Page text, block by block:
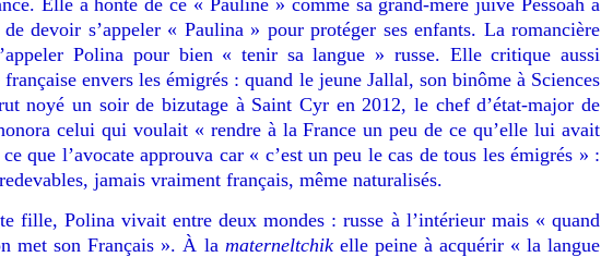
Elle a honte de ce « Pauline » comme sa grand-mère juive Pessoah a
devoir s’appeler « Paulina » pour protéger ses enfants. La romancière
Polina pour bien « tenir sa langue » russe. Elle critique aussi
française envers les émigrés : quand le jeune Jallal, son binôme à Sciences
noyé un soir de bizutage à Saint Cyr en 2012, le chef d’état-major de
celui qui voulait « rendre à la France un peu de ce qu’elle lui avait
que l’avocate approuva car « c’est un peu le cas de tous les émigrés » :
jamais vraiment français, même naturalisés.
fille, Polina vivait entre deux mondes : russe à l’intérieur mais « quand
met son Français ». À la materneltchikelle peine à acquérir « la langue